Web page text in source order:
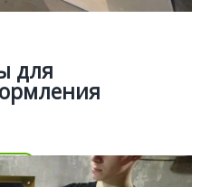
для
пластика, мдф, фанеры